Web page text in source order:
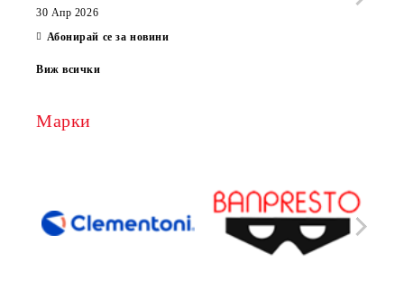
30 Апр 2026
Абонирай се за новини
Виж всички
Марки